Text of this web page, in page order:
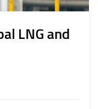
LNG and